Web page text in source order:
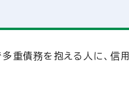
重債務を抱える人に、